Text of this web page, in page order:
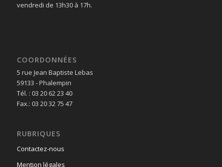
vendredi de 13h30 à 17h.
COORDONNÉES
5 rue Jean Baptiste Lebas
59133 - Phalempin
Tél. : 03 20 62 23 40
Fax.: 03 20 32 75 47
RUBRIQUES
Contactez-nous
Mention légales